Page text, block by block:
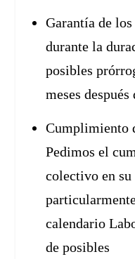
Garantía de
durante la
posibles
meses
Cumplimiento
Pedimos el
colectivo en
calendario
de posibles